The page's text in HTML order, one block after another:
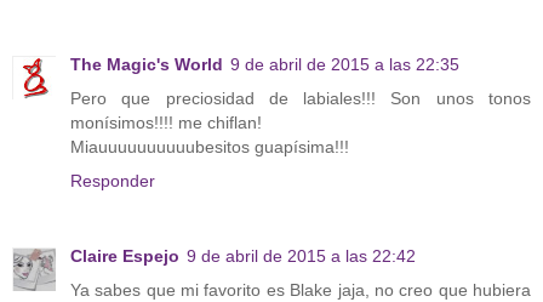
The Magic's World 9 de abril de 2015 a las 22:35
Pero que preciosidad de labiales!!! Son unos tonos
monísimos!!!! me chiflan!
Miauuuuuuuuuubesitos guapísima!!!
Responder
Claire Espejo 9 de abril de 2015 a las 22:42
Ya sabes que mi favorito es Blake jaja, no creo que hubiera